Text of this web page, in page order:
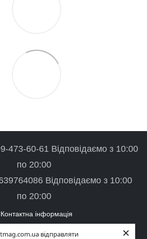
відправляти
×
473-60-61 Відповідаємо з 10:00
по 20:00
Відповідаємо з 10:00
по 20:00
Контактна інформація
Повна версія сайту